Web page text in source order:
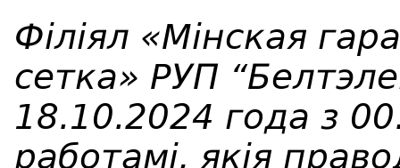
Філіял «Мінская
сетка» РУП
18.10.2024 года з
работамі, якія